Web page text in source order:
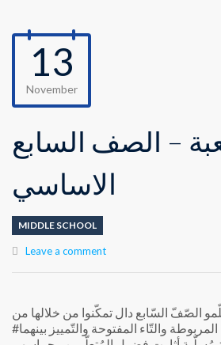
13
November
– الصف السابع
الاساسي
MIDDLE SCHOOL
Leave a comment
الصّفّ السّابع دال تمكّنوا من خلالها من
والتّاء المفتوحة والتّمييز بينهما#